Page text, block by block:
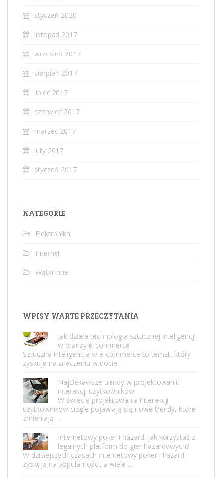
styczeń 2020
listopad 2017
wrzesień 2017
sierpień 2017
lipiec 2017
czerwiec 2017
marzec 2017
luty 2017
styczeń 2017
KATEGORIE
Elektronika
Internet
Wątki inne
WPISY WARTE PRZECZYTANIA
Jak działa technologia sztucznej inteligencji
w branży e-commerce
Sztuczna inteligencja w e-commerce to temat, który
zyskuje na znaczeniu w dobie …
Najciekawsze trendy w projektowaniu
interakcji użytkowników
W świecie projektowania interakcji
użytkowników ciągle pojawiają się nowe trendy, które
zmieniają …
Internetowy poker i hazard: jak korzystać z
legalnych platform do gier hazardowych?
W dzisiejszych czasach internetowy poker i hazard
zyskują na popularności, a wiele …